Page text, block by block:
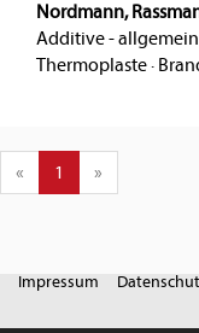
Nordmann,
Additive - allgemein
Thermoplaste·
« 1 »
Impressum